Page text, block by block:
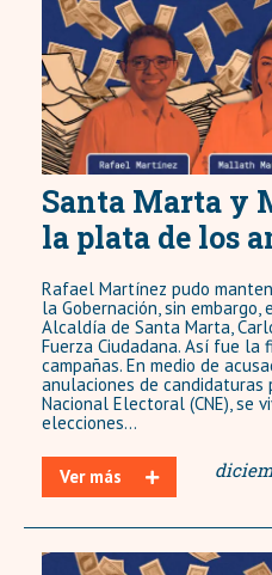
Santa Marta y
la plata de los
Rafael Martínez pudo
la Gobernación, sin
Alcaldía de Santa Marta,
Fuerza Ciudadana. Así fue la
campañas. En medio de
anulaciones de candidaturas
Nacional Electoral (CNE), se
elecciones...
Ver más